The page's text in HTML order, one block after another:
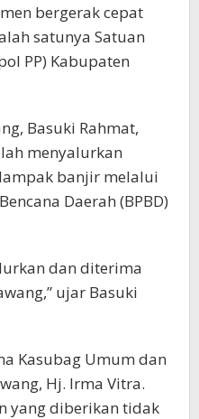
bergerak cepat
satunya Satuan
PP) Kabupaten
Basuki Rahmat,
menyalurkan
banjir melalui
Daerah (BPBD)
dan diterima
ujar Basuki
Kasubag Umum dan
Hj. Irma Vitra.
yang diberikan tidak